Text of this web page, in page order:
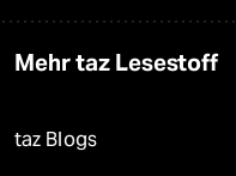
Mehr taz Lesestoff
taz Blogs